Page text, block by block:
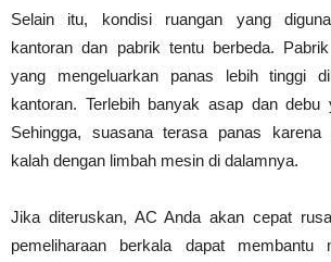
Selain itu, kondisi ruangan yang
kantoran dan pabrik tentu berbeda.
yang mengeluarkan panas lebih tinggi
kantoran. Terlebih banyak asap dan debu
Sehingga, suasana terasa panas karena
kalah dengan limbah mesin di dalamnya.
Jika diteruskan, AC Anda akan cepat
pemeliharaan berkala dapat